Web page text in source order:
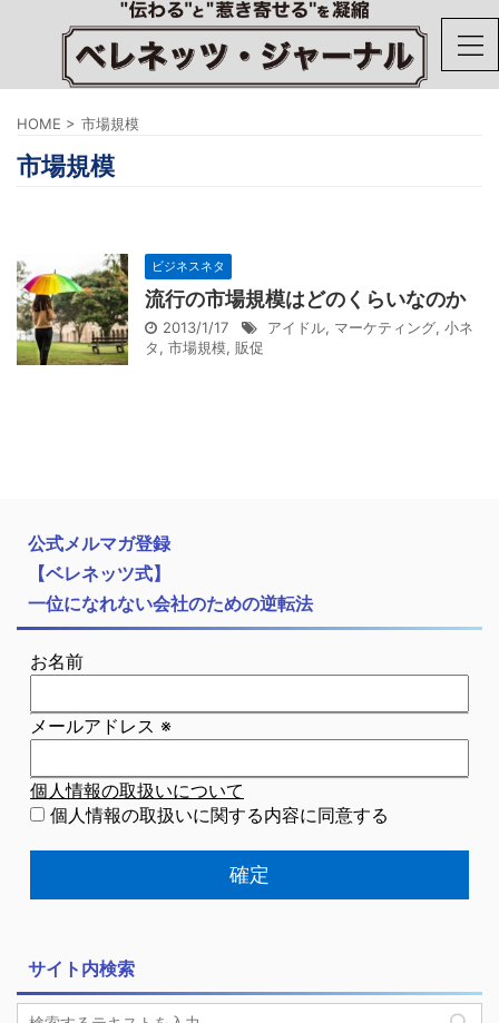
HOME > 市場規模
市場規模
ビジネスネタ
流行の市場規模はどのくらいなのか
2013/1/17 アイドル, マーケティング, 小ネ
タ, 市場規模, 販促
公式メルマガ登録
【ベレネッツ式】
一位になれない会社のための逆転法
お名前
メールアドレス ※
個人情報の取扱いについて
個人情報の取扱いに関する内容に同意する
サイト内検索